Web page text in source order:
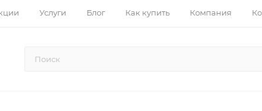
Услуги Блог Как купить Компания